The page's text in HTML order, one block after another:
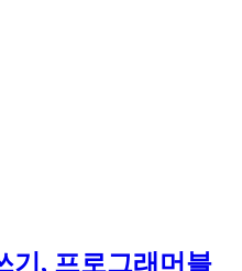
기, 프로그래머블